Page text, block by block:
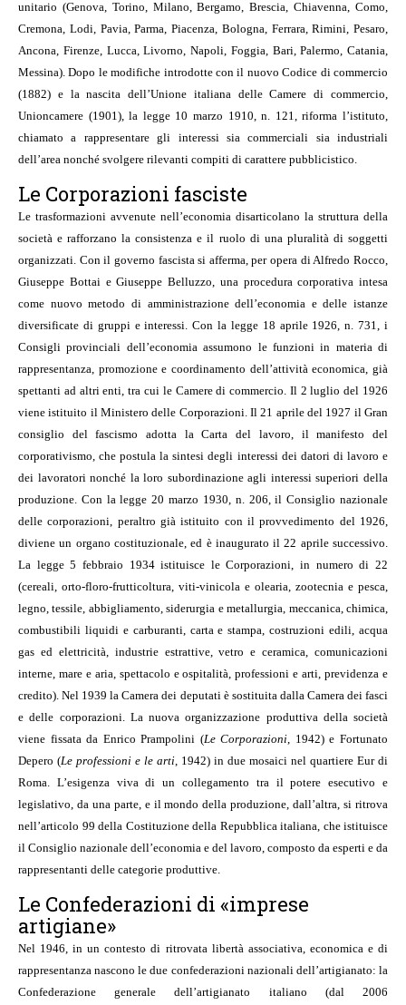
unitario (Genova, Torino, Milano, Bergamo, Brescia, Chiavenna, Como,
Cremona, Lodi, Pavia, Parma, Piacenza, Bologna, Ferrara, Rimini, Pesaro,
Ancona, Firenze, Lucca, Livorno, Napoli, Foggia, Bari, Palermo, Catania,
Messina). Dopo le modifiche introdotte con il nuovo Codice di commercio
(1882) e la nascita dell’Unione italiana delle Camere di commercio,
Unioncamere (1901), la legge 10 marzo 1910, n. 121, riforma l’istituto,
chiamato a rappresentare gli interessi sia commerciali sia industriali
dell’area nonché svolgere rilevanti compiti di carattere pubblicistico.
Le Corporazioni fasciste
Le trasformazioni avvenute nell’economia disarticolano la struttura della
società e rafforzano la consistenza e il ruolo di una pluralità di soggetti
organizzati. Con il governo fascista si afferma, per opera di Alfredo Rocco,
Giuseppe Bottai e Giuseppe Belluzzo, una procedura corporativa intesa
come nuovo metodo di amministrazione dell’economia e delle istanze
diversificate di gruppi e interessi. Con la legge 18 aprile 1926, n. 731, i
Consigli provinciali dell’economia assumono le funzioni in materia di
rappresentanza, promozione e coordinamento dell’attività economica, già
spettanti ad altri enti, tra cui le Camere di commercio. Il 2 luglio del 1926
viene istituito il Ministero delle Corporazioni. Il 21 aprile del 1927 il Gran
consiglio del fascismo adotta la Carta del lavoro, il manifesto del
corporativismo, che postula la sintesi degli interessi dei datori di lavoro e
dei lavoratori nonché la loro subordinazione agli interessi superiori della
produzione. Con la legge 20 marzo 1930, n. 206, il Consiglio nazionale
delle corporazioni, peraltro già istituito con il provvedimento del 1926,
diviene un organo costituzionale, ed è inaugurato il 22 aprile successivo.
La legge 5 febbraio 1934 istituisce le Corporazioni, in numero di 22
(cereali, orto-floro-frutticoltura, viti-vinicola e olearia, zootecnia e pesca,
legno, tessile, abbigliamento, siderurgia e metallurgia, meccanica, chimica,
combustibili liquidi e carburanti, carta e stampa, costruzioni edili, acqua
gas ed elettricità, industrie estrattive, vetro e ceramica, comunicazioni
interne, mare e aria, spettacolo e ospitalità, professioni e arti, previdenza e
credito). Nel 1939 la Camera dei deputati è sostituita dalla Camera dei fasci
e delle corporazioni. La nuova organizzazione produttiva della società
viene fissata da Enrico Prampolini (Le Corporazioni , 1942) e Fortunato
Depero (Le professioni e le arti , 1942) in due mosaici nel quartiere Eur di
Roma. L’esigenza viva di un collegamento tra il potere esecutivo e
legislativo, da una parte, e il mondo della produzione, dall’altra, si ritrova
nell’articolo 99 della Costituzione della Repubblica italiana, che istituisce
il Consiglio nazionale dell’economia e del lavoro, composto da esperti e da
rappresentanti delle categorie produttive.
Le Confederazioni di «imprese
artigiane»
Nel 1946, in un contesto di ritrovata libertà associativa, economica e di
rappresentanza nascono le due confederazioni nazionali dell’artigianato: la
Confederazione generale dell’artigianato italiano (dal 2006